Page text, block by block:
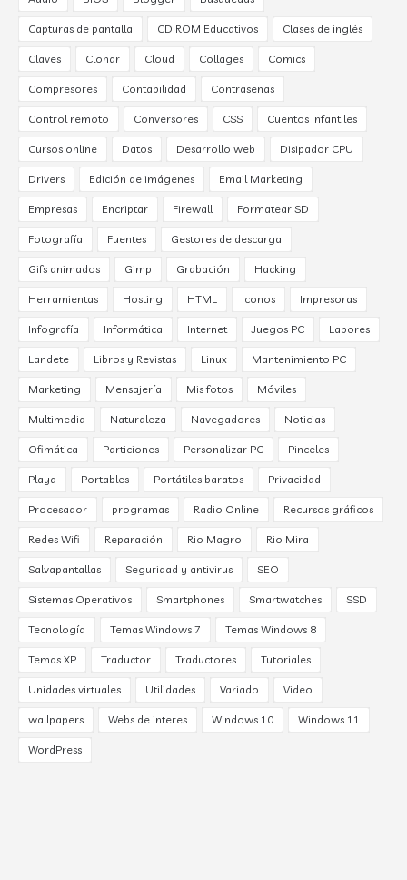
Capturas de pantalla CD ROM Educativos Clases de inglés
Claves Clonar Cloud Collages Comics
Compresores Contabilidad Contraseñas
Control remoto Conversores CSS Cuentos infantiles
Cursos online Datos Desarrollo web Disipador CPU
Drivers Edición de imágenes Email Marketing
Empresas Encriptar Firewall Formatear SD
Fotografía Fuentes Gestores de descarga
Gifs animados Gimp Grabación Hacking
Herramientas Hosting HTML Iconos Impresoras
Infografía Informática Internet Juegos PC Labores
Landete Libros y Revistas Linux Mantenimiento PC
Marketing Mensajería Mis fotos Móviles
Multimedia Naturaleza Navegadores Noticias
Ofimática Particiones Personalizar PC Pinceles
Playa Portables Portátiles baratos Privacidad
Procesador programas Radio Online Recursos gráficos
Redes Wifi Reparación Rio Magro Rio Mira
Salvapantallas Seguridad y antivirus SEO
Sistemas Operativos Smartphones Smartwatches SSD
Tecnología Temas Windows 7 Temas Windows 8
Temas XP Traductor Traductores Tutoriales
Unidades virtuales Utilidades Variado Video
wallpapers Webs de interes Windows 10 Windows 11
WordPress